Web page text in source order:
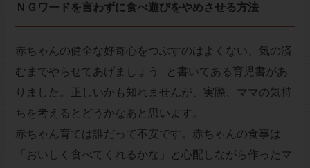
ＮＧワードを言わずに食べ遊びをやめさせる方法
赤ちゃんの健全な好奇心をつぶすのはよくない、気の済
むまでやらせてあげましょう…と書いてある育児書があ
りました。正しいかも知れませんが、実際、ママの気持
ちを考えるとどうかなあと思います。
赤ちゃん育ては誰だって不安です。赤ちゃんの食事は
「おいしく食べてくれるかな」と心配しながら作ったマ